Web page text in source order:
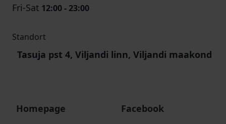
Fri-Sat 12:00 - 23:00
Standort
Tasuja pst 4, Viljandi linn, Viljandi maakond
Homepage Facebook